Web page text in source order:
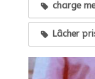
charge
Lâcher